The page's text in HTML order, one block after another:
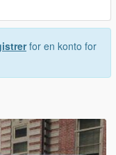
for en konto for